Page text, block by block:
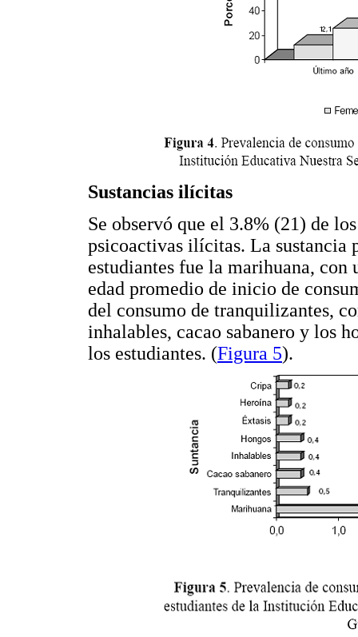
Sustancias ilícitas
Se observó que el 3.8% (21) de
psicoactivas ilícitas. La sustancia
estudiantes fue la marihuana,
edad promedio de inicio de
del consumo de tranquilizantes,
inhalables, cacao sabanero y los
los estudiantes. (Figura 5).